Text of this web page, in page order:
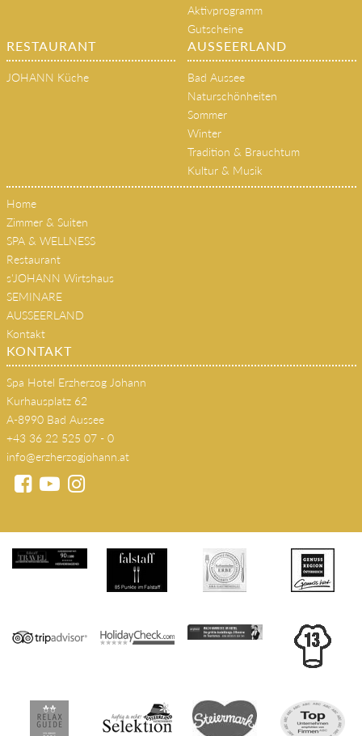
Aktivprogramm
Gutscheine
RESTAURANT
JOHANN Küche
AUSSEERLAND
Bad Aussee
Naturschönheiten
Sommer
Winter
Tradition & Brauchtum
Kultur & Musik
Home
Zimmer & Suiten
SPA & WELLNESS
Restaurant
s'JOHANN Wirtshaus
SEMINARE
AUSSEERLAND
Kontakt
KONTAKT
Spa Hotel Erzherzog Johann
Kurhausplatz 62
A-8990 Bad Aussee
+43 36 22 525 07 - 0
info@erzherzogjohann.at